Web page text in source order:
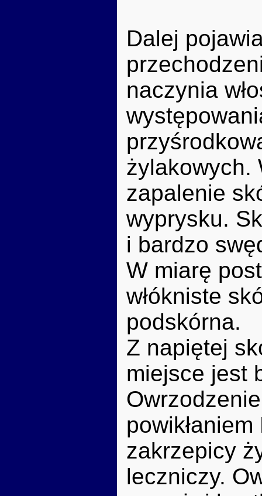
Dalej
naczynia
żylakowych.
zapalenie
wyprysku.
i bardzo
W miarę
włókniste
podskórna.
Z napiętej
miejsce jest
zakrzepicy
leczniczy.